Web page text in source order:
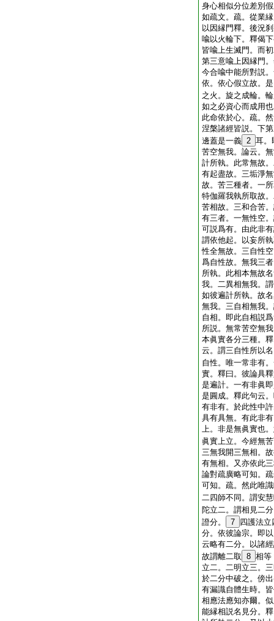
身心相似分位差別
如疏文。疏。從業
以因縁門釋。後況
喩以火輪下。釋偈
皆喩上生滅門。而
第三意喩上因縁門
今合喩中能所對説
依。依心假立故。
之火。旋之成輪。
如之必資心而成用
此命依於心。疏。
涅槃諸經皆説。下
邊蓋是一義 2 耳。
苦空無我。論云。
計所執。此常無故
有起盡故。三垢淨
故。苦三種者。一
特伽羅我執所取故
苦相故。三和合苦
有三者。一無性空
可説爲有。由此非
謂依他起。以妄所
性全無故。三自性
爲自性故。無我三
所執。此相本無故
我。二異相無我。
如彼遍計所執。故
無我。三自相無我
自相。即此自相説
所説。無常苦空無
本眞實各分三種。
云。謂三自性所以
自性。唯一常非有
實。釋曰。彼論具
是遍計。一有非眞
是圓成。釋此句云
有非有。於此性中
具有具無。有此非
上。非是無眞實也
眞實上立。今經無
三無我開三無相。
有無相。又亦依此
論對疏廣略可知。
可知。疏。然此唯
二四師不同。謂安
陀立二。謂相見二
證分。
7 四護法
分。依彼論宗。即
云略有二分。以諸
故謂離二取 8 相等
立二。二明立三。
於二分中破之。傍
有漏識自體生時。
相應法應知亦爾。
能縁相説名見分。